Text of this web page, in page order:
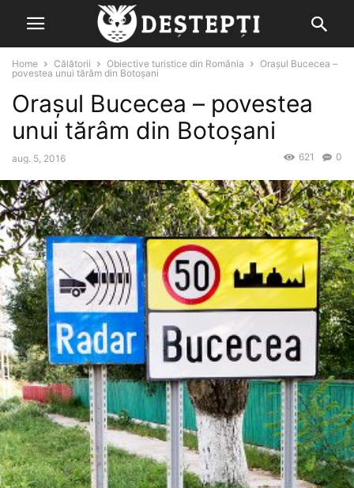
Home Călătorii Obiective turistice din România
Orașul Bucecea –
povestea unui tărâm din Botoșani
Orașul Bucecea – povestea
unui tărâm din Botoșani
aug. 5, 2016 0
621